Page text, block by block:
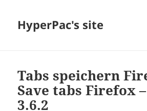
HyperPac's site
Tabs speichern
Save tabs Firefox
3.6.2